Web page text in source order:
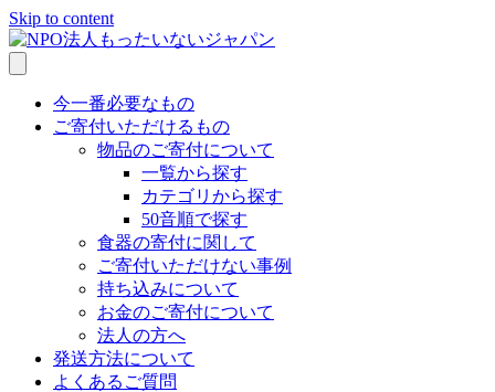
Skip to content
今一番必要なもの
ご寄付いただけるもの
物品のご寄付について
一覧から探す
カテゴリから探す
50音順で探す
食器の寄付に関して
ご寄付いただけない事例
持ち込みについて
お金のご寄付について
法人の方へ
発送方法について
よくあるご質問